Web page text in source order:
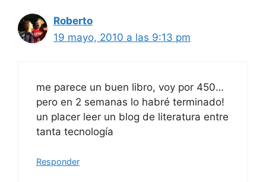
Roberto
19 mayo, 2010 a las 9:13 pm
me parece un buen libro, voy por 450…
pero en 2 semanas lo habré terminado!
un placer leer un blog de literatura entre
tanta tecnología
Responder